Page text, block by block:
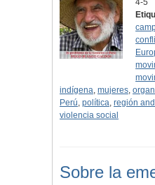
4-5
indígena, mujeres,
Perú, política, región
violencia social
Sobre la